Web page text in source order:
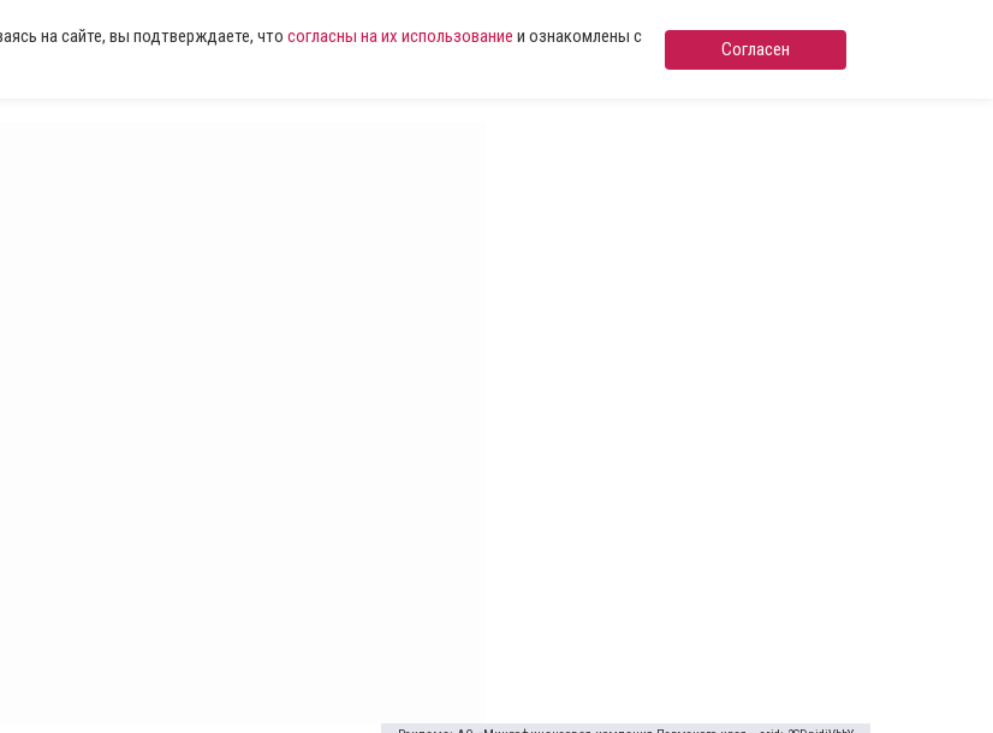
на сайте, вы подтверждаете, что согласны на их использование и ознакомлены с
Согласен